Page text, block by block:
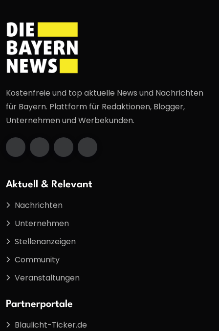
Kostenfreie und top aktuelle News und Nachrichten
für Bayern. Plattform für Redaktionen, Blogger,
Unternehmen und Werbekunden.
Aktuell & Relevant
Nachrichten
Unternehmen
Stellenanzeigen
Community
Veranstaltungen
Partnerportale
Blaulicht-Ticker.de